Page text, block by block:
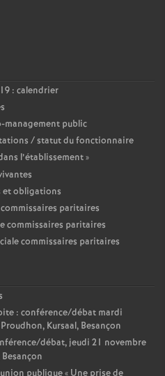
: calendrier
management public
/ statut du fonctionnaire
l’établissement»
et obligations
paritaires
commissaires paritaires
commissaires paritaires
: conférence/débat mardi
Kursaal, Besançon
débat, jeudi 21 novembre